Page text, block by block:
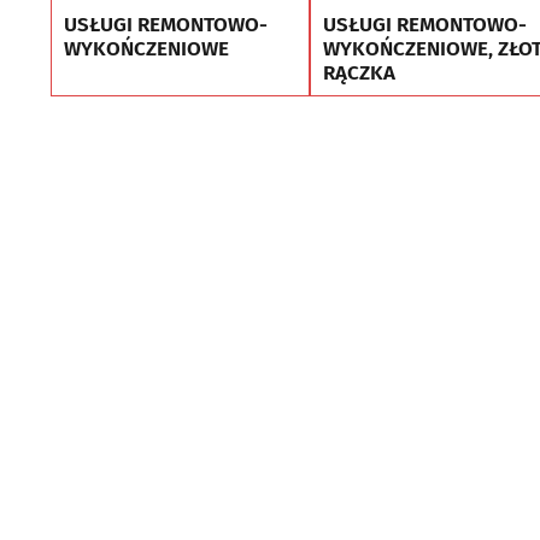
USŁUGI REMONTOWO-
WYKOŃCZENIOWE
USŁUGI REMONTOWO-
WYKOŃCZENIOWE,
RĄCZKA